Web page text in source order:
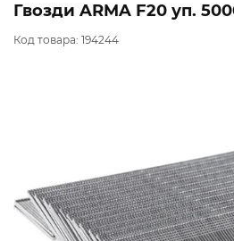
Гвозди ARMA F20 уп.
Код товара: 194244